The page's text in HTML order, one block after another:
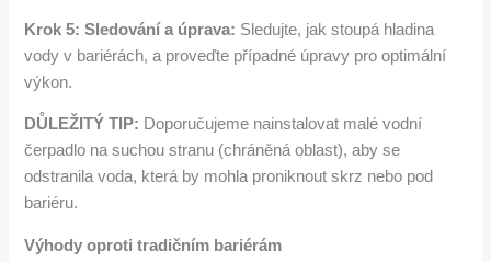
Krok 5: Sledování a úprava: Sledujte, jak stoupá hladina
vody v bariérách, a proveďte případné úpravy pro optimální
výkon.
DŮLEŽITÝ TIP: Doporučujeme nainstalovat malé vodní
čerpadlo na suchou stranu (chráněná oblast), aby se
odstranila voda, která by mohla proniknout skrz nebo pod
bariéru.
Výhody oproti tradičním bariérám